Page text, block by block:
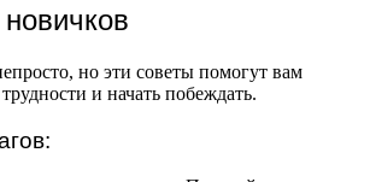
но эти советы помогут вам
и начать побеждать.